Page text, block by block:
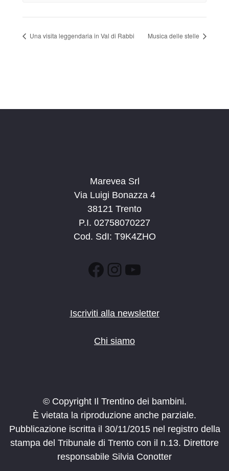
Una visita leggendaria in Val di Rabbi Musica delle stelle
Marevea Srl
Via Luigi Bonazza 4
38121 Trento
P.I. 02758070227
Cod. SdI: T9K4ZHO
Facebook
Instagram
YouTube
Iscriviti alla newsletter
Chi siamo
© Copyright Il Trentino dei bambini.
È vietata la riproduzione anche parziale.
Pubblicazione iscritta il 30/11/2015 nel registro della
stampa del Tribunale di Trento con il n.13. Direttore
responsabile Silvia Conotter